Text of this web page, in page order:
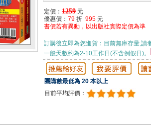
定價： 1259 元
優惠價： 79 折 995 元
書價若有異動，以出版社實際定價為準
訂購後立即為您進貨：目前無庫存量,讀
一般天數約為2-10工作日(不含例假日)。
團購數最低為 20 本以上
目前平均評價：